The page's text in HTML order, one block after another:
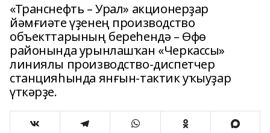
«Транснефть – Урал» акционерҙар
йәмғиәте үҙенең производство
объекттарының береһендә – Өфө
районында урынлашҡан «Черкассы»
линиялы производство-диспетчер
станцияһында янғын-тактик уҡыуҙар
үткәрҙе.